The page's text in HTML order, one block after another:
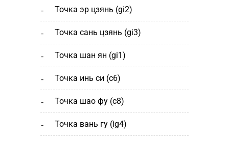
точка эр цзянь (gi2)
точка сань цзянь (gi3)
точка шан ян (gi1)
точка инь си (c6)
точка шао фу (c8)
точка вань гу (ig4)